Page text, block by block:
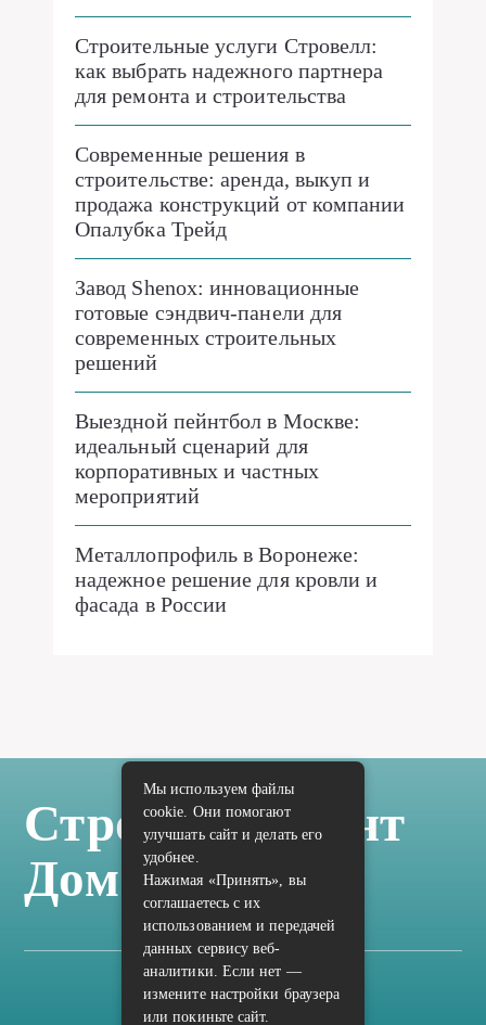
Строительные услуги Стровелл:
как выбрать надежного партнера
для ремонта и строительства
Современные решения в
строительстве: аренда, выкуп и
продажа конструкций от компании
Опалубка Трейд
Завод Shenox: инновационные
готовые сэндвич-панели для
современных строительных
решений
Выездной пейнтбол в Москве:
идеальный сценарий для
корпоративных и частных
мероприятий
Металлопрофиль в Воронеже:
надежное решение для кровли и
фасада в России
Стройка Ремонт
Дом Отделка
Карта сайта
Мы используем файлы
cookie. Они помогают
улучшать сайт и делать его
удобнее.
Нажимая «Принять», вы
соглашаетесь с их
использованием и передачей
данных сервису веб-
аналитики. Если нет —
измените настройки браузера
или покиньте сайт.